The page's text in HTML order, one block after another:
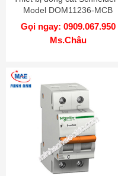
Model DOM11236-MCB
Gọi ngay: 0909.067.950
Ms.Châu